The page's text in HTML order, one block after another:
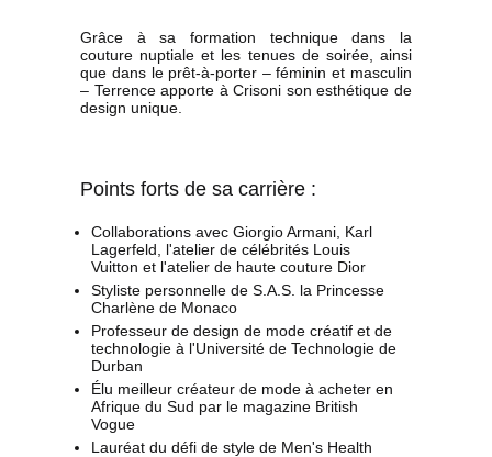
Grâce à sa formation technique dans la
couture nuptiale et les tenues de soirée, ainsi
que dans le prêt-à-porter – féminin et masculin
– Terrence apporte à Crisoni son esthétique de
design unique.
Points forts de sa carrière :
Collaborations avec Giorgio Armani, Karl
Lagerfeld, l'atelier de célébrités Louis
Vuitton et l'atelier de haute couture Dior
Styliste personnelle de S.A.S. la Princesse
Charlène de Monaco
Professeur de design de mode créatif et de
technologie à l'Université de Technologie de
Durban
Élu meilleur créateur de mode à acheter en
Afrique du Sud par le magazine British
Vogue
Lauréat du défi de style de Men's Health